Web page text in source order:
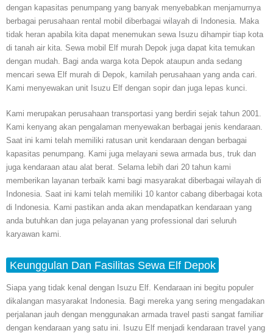
dengan kapasitas penumpang yang banyak menyebabkan menjamurnya
berbagai perusahaan rental mobil diberbagai wilayah di Indonesia. Maka
tidak heran apabila kita dapat menemukan sewa Isuzu dihampir tiap kota
di tanah air kita. Sewa mobil Elf murah Depok juga dapat kita temukan
dengan mudah. Bagi anda warga kota Depok ataupun anda sedang
mencari sewa Elf murah di Depok, kamilah perusahaan yang anda cari.
Kami menyewakan unit Isuzu Elf dengan sopir dan juga lepas kunci.
Kami merupakan perusahaan transportasi yang berdiri sejak tahun 2001.
Kami kenyang akan pengalaman menyewakan berbagai jenis kendaraan.
Saat ini kami telah memiliki ratusan unit kendaraan dengan berbagai
kapasitas penumpang. Kami juga melayani sewa armada bus, truk dan
juga kendaraan atau alat berat. Selama lebih dari 20 tahun kami
memberikan layanan terbaik kami bagi masyarakat diberbagai wilayah di
Indonesia. Saat ini kami telah memiliki 10 kantor cabang diberbagai kota
di Indonesia. Kami pastikan anda akan mendapatkan kendaraan yang
anda butuhkan dan juga pelayanan yang professional dari seluruh
karyawan kami.
Keunggulan Dan Fasilitas Sewa Elf Depok
Siapa yang tidak kenal dengan Isuzu Elf. Kendaraan ini begitu populer
dikalangan masyarakat Indonesia. Bagi mereka yang sering mengadakan
perjalanan jauh dengan menggunakan armada travel pasti sangat familiar
dengan kendaraan yang satu ini. Isuzu Elf menjadi kendaraan travel yang